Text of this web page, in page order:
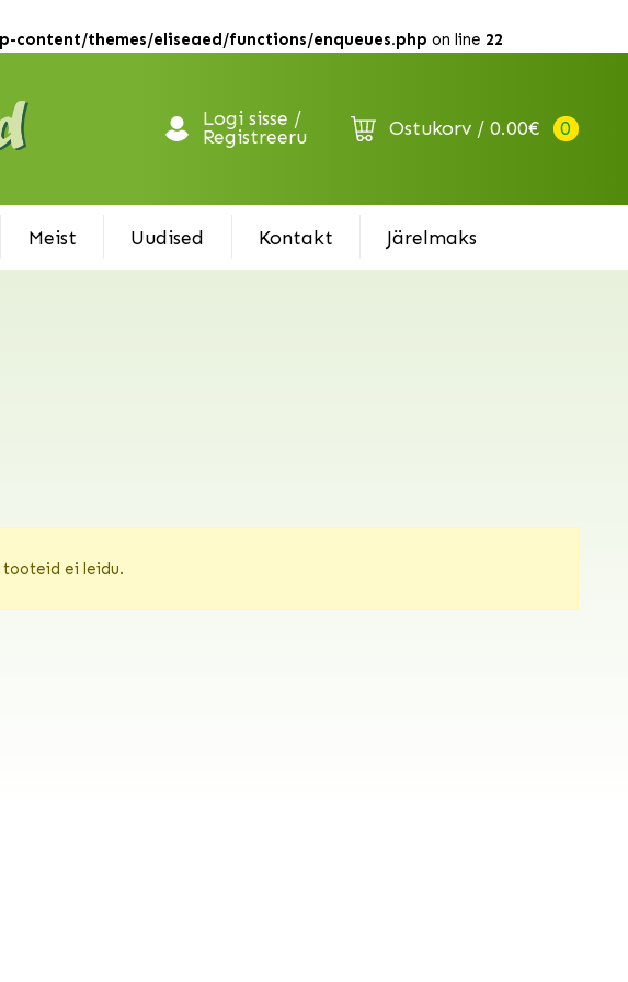
content/themes/eliseaed/functions/enqueues.php on line 22
Logi sisse /
Registreeru Ostukorv 0.00€ 0
Meist Uudised Kontakt Järelmaks
ei leidu.